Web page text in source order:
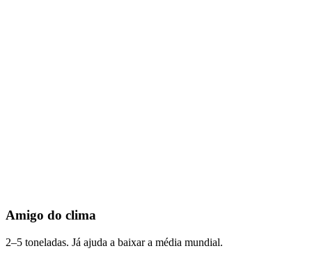
Amigo do clima
2–5 toneladas. Já ajuda a baixar a média mundial.